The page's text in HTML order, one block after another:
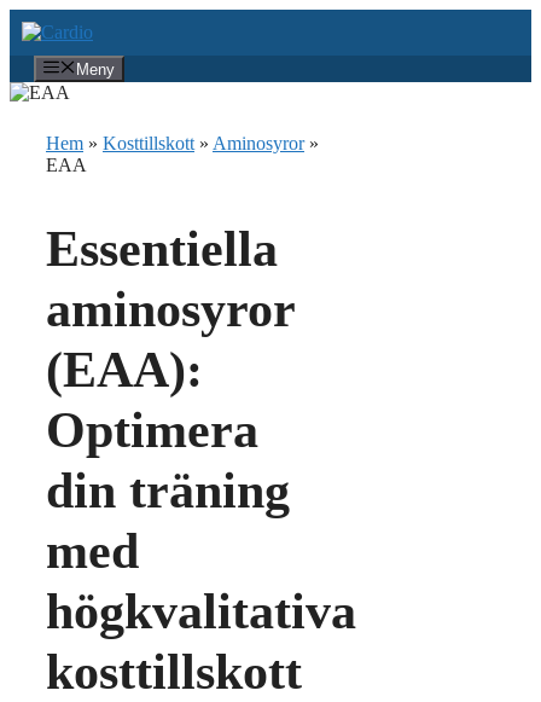
Hoppa
till
innehåll Meny
Hem » Kosttillskott » Aminosyror»
EAA
Essentiella
aminosyror
(EAA):
Optimera
din träning
med
högkvalitativa
kosttillskott